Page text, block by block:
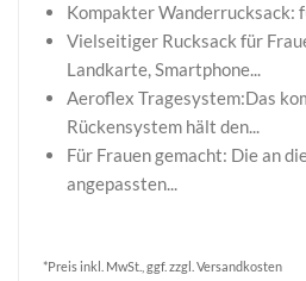
Kompakter Wanderrucksack:
Vielseitiger Rucksack für
Landkarte, Smartphone...
Aeroflex Tragesystem:Das
Rückensystem hält den...
Für Frauen gemacht: Die an
angepassten...
*Preis inkl. MwSt., ggf. zzgl. Versandkosten